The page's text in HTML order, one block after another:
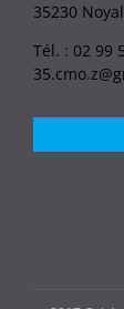
35230
Tél. : 02 99